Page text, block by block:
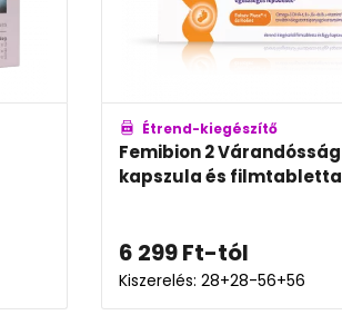
Étrend-kiegészítő
Femibion 2 Várandósság
kapszula és filmtabletta
6 299Ft-tól
Kiszerelés: 28+28-56+56